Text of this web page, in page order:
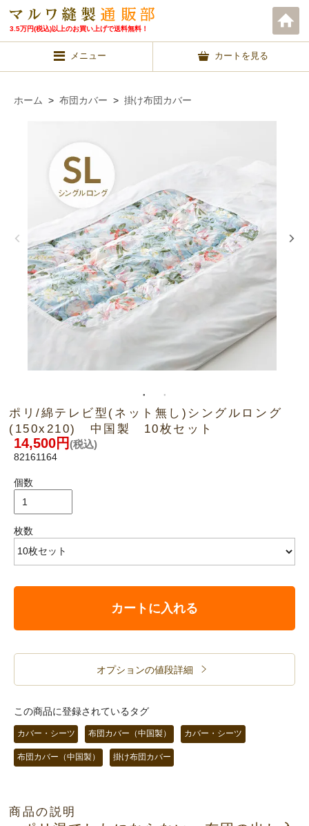
3.5万円(税込)以上のお買い上げで送料無料！
メニュー カートを見る
ホーム > 布団カバー > 掛け布団カバー
ポリ/綿テレビ型(ネット無し)シングルロング
(150x210) 中国製 10枚セット
14,500円(税込)
82161164
個数
枚数
カートに入れる
オプションの値段詳細
この商品に登録されているタグ
カバー・シーツ 布団カバー（中国製） カバー・シーツ
布団カバー（中国製） 掛け布団カバー
商品の説明